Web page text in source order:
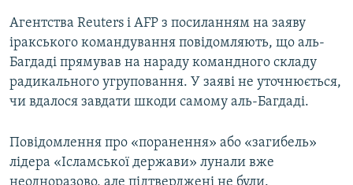
ВІДЕОУРОКИ «ELIFBE»
СВІДЧЕННЯ ОКУПАЦІЇ
Русский
Qırımtatar
Агентства Reuters і AFP з посиланням на заяву
іракського командування повідомляють, що аль-
Багдаді прямував на нараду командного складу
радикального угруповання. У заяві не уточнюється,
чи вдалося завдати шкоди самому аль-Багдаді.
Повідомлення про «поранення» або «загибель»
лідера «Ісламської держави» лунали вже